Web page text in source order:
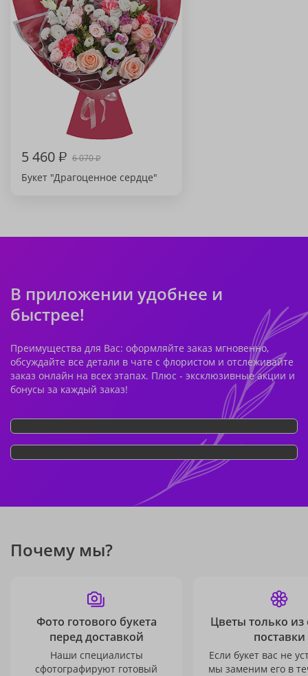
5 460₽ 6 070₽
Букет "Драгоценное сердце"
В приложении удобнее и
быстрее!
Преимущества для Вас: оформляйте заказ мгновенно,
обсуждайте все детали в чате с флористом и отслеживайте
заказ онлайн на всех этапах. Плюс - эксклюзивные акции и
бонусы за каждый заказ!
Почему мы?
Фото готового букета
перед доставкой
Наши специалисты
сфотографируют готовый
Цветы только из
поставки
Если букет вас не
мы заменим его в